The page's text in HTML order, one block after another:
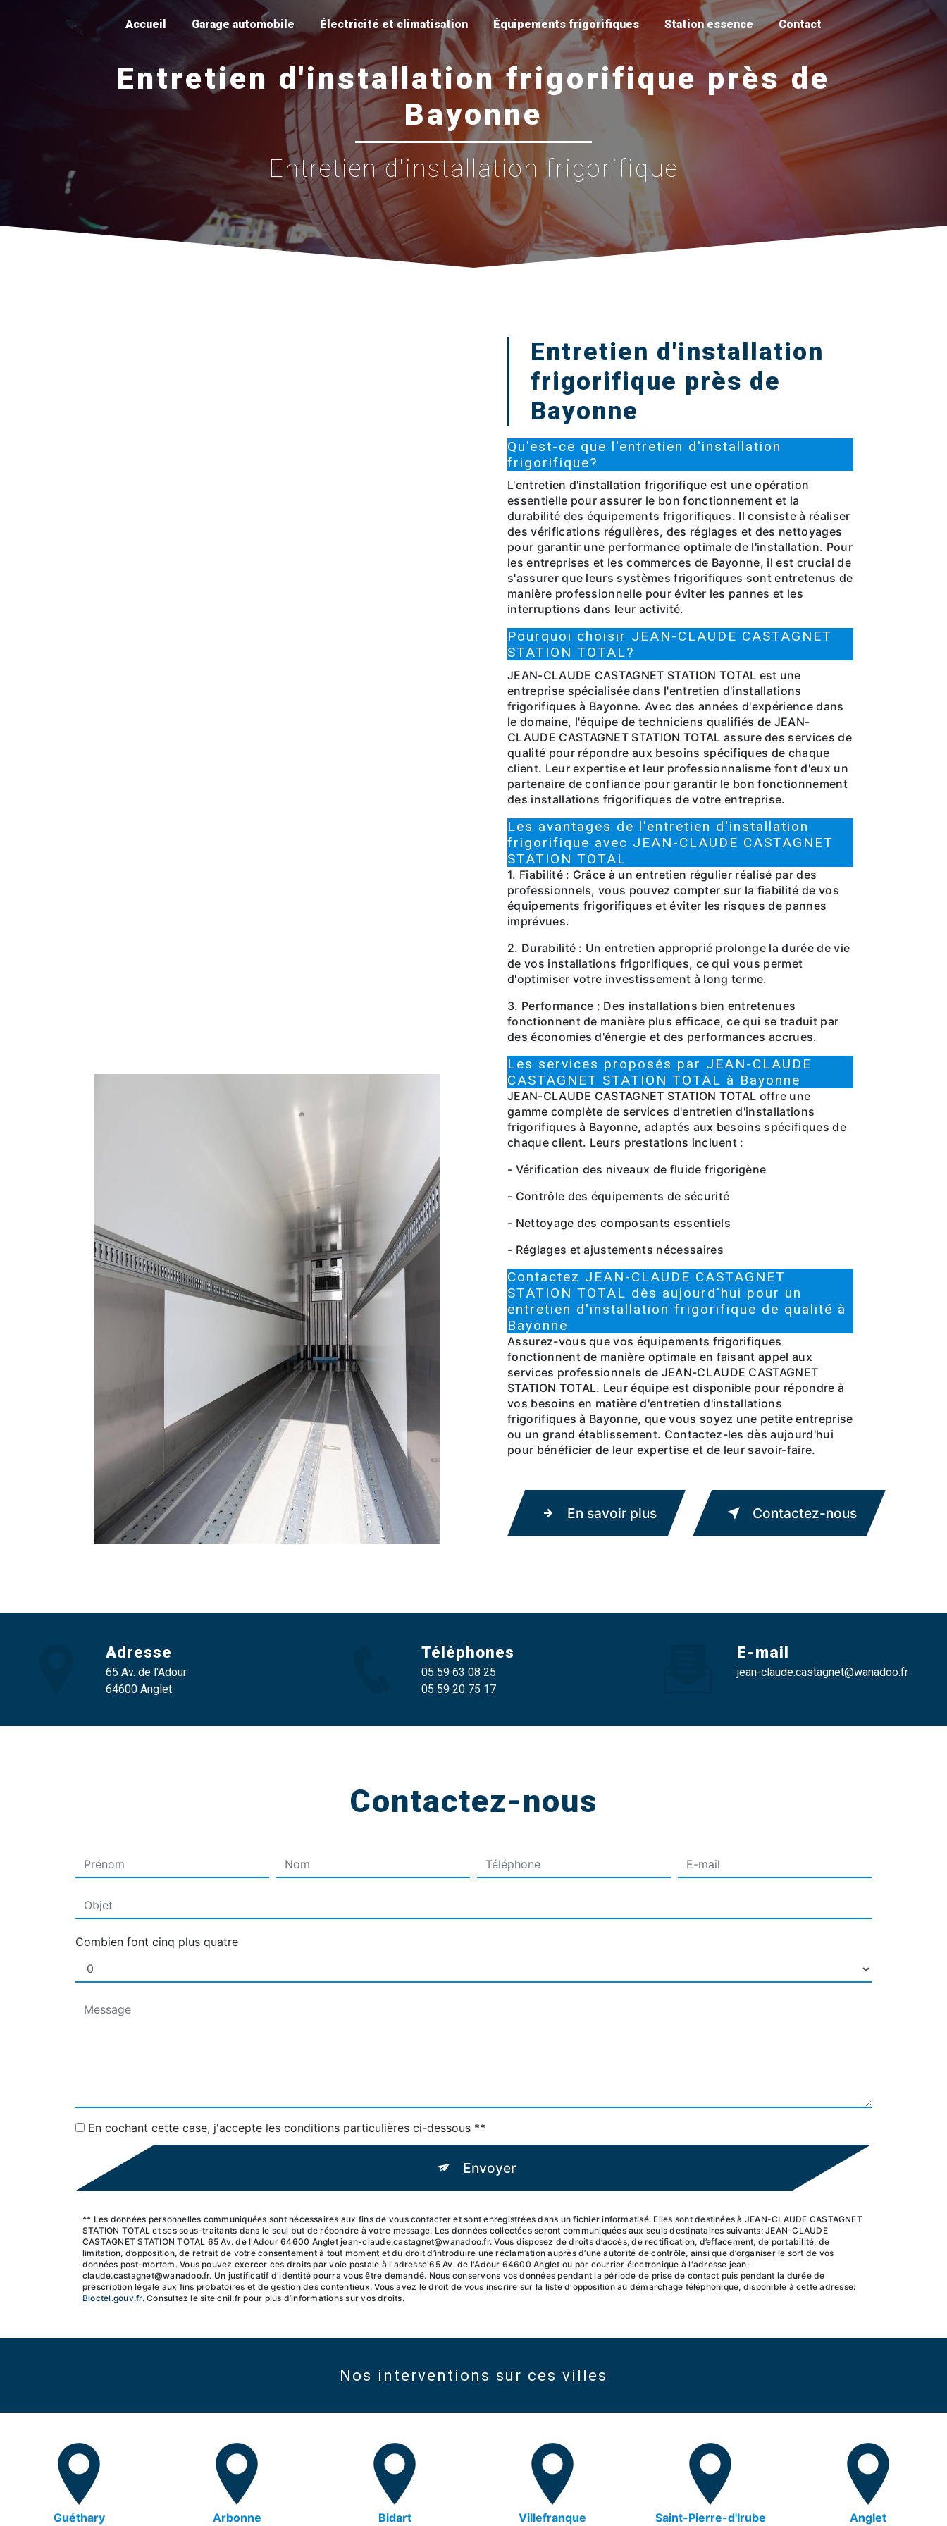
Accueil Garage automobile Électricité et climatisation Équipements frigorifiques Station essence Contact
Entretien d'installation frigorifique près de
Bayonne
Entretien d'installation frigorifique
Entretien d'installation
frigorifique près de
Bayonne
Qu'est-ce que l'entretien d'installation
frigorifique?
L'entretien d'installation frigorifique est une opération
essentielle pour assurer le bon fonctionnement et la
durabilité des équipements frigorifiques. Il consiste à réaliser
des vérifications régulières, des réglages et des nettoyages
pour garantir une performance optimale de l'installation. Pour
les entreprises et les commerces de Bayonne, il est crucial de
s'assurer que leurs systèmes frigorifiques sont entretenus de
manière professionnelle pour éviter les pannes et les
interruptions dans leur activité.
Pourquoi choisir JEAN-CLAUDE CASTAGNET
STATION TOTAL?
JEAN-CLAUDE CASTAGNET STATION TOTAL est une
entreprise spécialisée dans l'entretien d'installations
frigorifiques à Bayonne. Avec des années d'expérience dans
le domaine, l'équipe de techniciens qualifiés de JEAN-
CLAUDE CASTAGNET STATION TOTAL assure des services de
qualité pour répondre aux besoins spécifiques de chaque
client. Leur expertise et leur professionnalisme font d'eux un
partenaire de confiance pour garantir le bon fonctionnement
des installations frigorifiques de votre entreprise.
Les avantages de l'entretien d'installation
frigorifique avec JEAN-CLAUDE CASTAGNET
STATION TOTAL
1. Fiabilité : Grâce à un entretien régulier réalisé par des
professionnels, vous pouvez compter sur la fiabilité de vos
équipements frigorifiques et éviter les risques de pannes
imprévues.
2. Durabilité : Un entretien approprié prolonge la durée de vie
de vos installations frigorifiques, ce qui vous permet
d'optimiser votre investissement à long terme.
3. Performance : Des installations bien entretenues
fonctionnent de manière plus efficace, ce qui se traduit par
des économies d'énergie et des performances accrues.
Les services proposés par JEAN-CLAUDE
CASTAGNET STATION TOTAL à Bayonne
JEAN-CLAUDE CASTAGNET STATION TOTAL offre une
gamme complète de services d'entretien d'installations
frigorifiques à Bayonne, adaptés aux besoins spécifiques de
chaque client. Leurs prestations incluent :
- Vérification des niveaux de fluide frigorigène
- Contrôle des équipements de sécurité
- Nettoyage des composants essentiels
- Réglages et ajustements nécessaires
Contactez JEAN-CLAUDE CASTAGNET
STATION TOTAL dès aujourd'hui pour un
entretien d'installation frigorifique de qualité à
Bayonne
Assurez-vous que vos équipements frigorifiques
fonctionnent de manière optimale en faisant appel aux
services professionnels de JEAN-CLAUDE CASTAGNET
STATION TOTAL. Leur équipe est disponible pour répondre à
vos besoins en matière d'entretien d'installations
frigorifiques à Bayonne, que vous soyez une petite entreprise
ou un grand établissement. Contactez-les dès aujourd'hui
pour bénéficier de leur expertise et de leur savoir-faire.
En savoir plus Contactez-nous
Adresse
65 Av. de l'Adour
64600 Anglet
Téléphones
05 59 63 08 25
05 59 20 75 17
E-mail
jean-claude.castagnet@wanadoo.fr
Contactez-nous
Combien font cinq plus quatre
En cochant cette case, j'accepte les conditions particulières ci-dessous **
Envoyer
** Les données personnelles communiquées sont nécessaires aux fins de vous contacter et sont enregistrées dans un fichier informatisé. Elles sont destinées à JEAN-CLAUDE CASTAGNET
STATION TOTAL et ses sous-traitants dans le seul but de répondre à votre message. Les données collectées seront communiquées aux seuls destinataires suivants: JEAN-CLAUDE
CASTAGNET STATION TOTAL 65 Av. de l'Adour 64600 Anglet jean-claude.castagnet@wanadoo.fr. Vous disposez de droits d’accès, de rectification, d’effacement, de portabilité, de
limitation, d’opposition, de retrait de votre consentement à tout moment et du droit d’introduire une réclamation auprès d’une autorité de contrôle, ainsi que d’organiser le sort de vos
données post-mortem. Vous pouvez exercer ces droits par voie postale à l'adresse 65 Av. de l'Adour 64600 Anglet ou par courrier électronique à l'adresse jean-
claude.castagnet@wanadoo.fr. Un justificatif d'identité pourra vous être demandé. Nous conservons vos données pendant la période de prise de contact puis pendant la durée de
prescription légale aux fins probatoires et de gestion des contentieux. Vous avez le droit de vous inscrire sur la liste d'opposition au démarchage téléphonique, disponible à cette adresse:
Bloctel.gouv.fr. Consultez le site cnil.fr pour plus d’informations sur vos droits.
Nos interventions sur ces villes
Guéthary Arbonne Bidart Villefranque Saint-Pierre-d'Irube Anglet
Panneau de gestion des cookies